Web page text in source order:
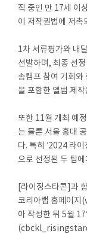
직 중인 만 17세 이
이 저작권법에 저촉
1차 서류평가와 내
선발하며, 최종 선
송캠프 참여 기회와
을 포함한 앨범 제
또한 11월 개최 예
는 물론 서울 홍대
다. 특히 ‘2024 라
으로 선정된 두 팀
[라이징스타콘]과
코리아랩 홈페이지
아 작성한 뒤 5월